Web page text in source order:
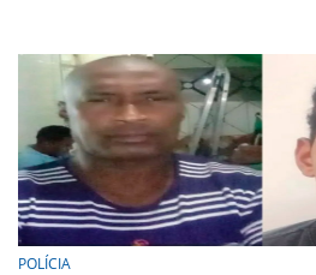
POLÍCIA